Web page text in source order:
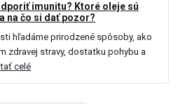
imunitu? Ktoré oleje sú
na čo si dať pozor?
hľadáme prirodzené spôsoby, ako
zdravej stravy, dostatku pohybu a
celé